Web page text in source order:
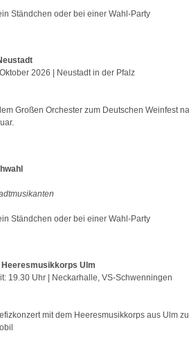
Ständchen oder bei einer Wahl-Party
2026 | Neustadt in der Pfalz
Großen Orchester zum Deutschen Weinfest
Ständchen oder bei einer Wahl-Party
Ulm
19.30 Uhr | Neckarhalle, VS-Schwenningen
mit dem Heeresmusikkorps aus Ulm